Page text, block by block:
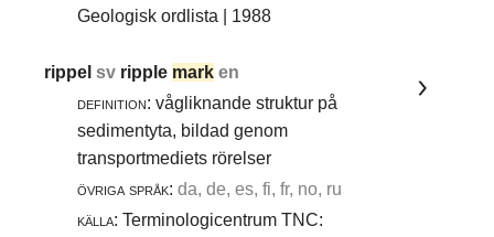
Geologisk ordlista | 1988
rippelsv ripple mark en
definition: vågliknande struktur på
sedimentyta, bildad genom
transportmediets rörelser
övriga språk: da, de, es, fi, fr, no, ru
källa: Terminologicentrum TNC: